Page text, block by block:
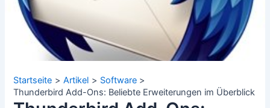
Startseite Artikel
Software
Thunderbird Add-Ons: Beliebte Erweiterungen im Überblick